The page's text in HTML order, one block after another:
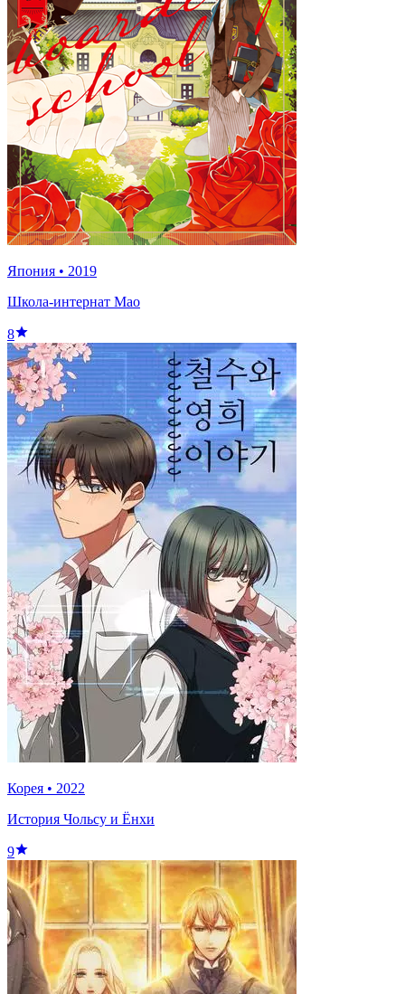
Япония • 2019
Школа-интернат Мао
8
Корея • 2022
История Чольсу и Ёнхи
9